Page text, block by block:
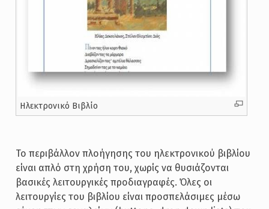
Ηλεκτρονικό Βιβλίο
Το περιβάλλον πλοήγησης του ηλεκτρονικού βιβλίου
είναι απλό στη χρήση του, χωρίς να θυσιάζονται
βασικές λειτουργικές προδιαγραφές. Όλες οι
λειτουργίες του βιβλίου είναι προσπελάσιμες μέσω